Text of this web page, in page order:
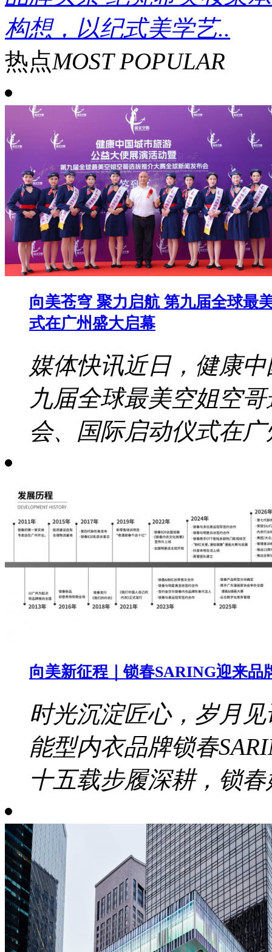
构想，以纪式美学艺..
热点MOST POPULAR
向美苍穹 聚力启航 第九届全球最
式在广州盛大启幕
媒体快讯近日，健康
九届全球最美空姐空
会、国际启动仪式在
向美新征程｜锁春SARING迎来品
时光沉淀匠心，岁月
能型内衣品牌锁春
十五载步履深耕，锁